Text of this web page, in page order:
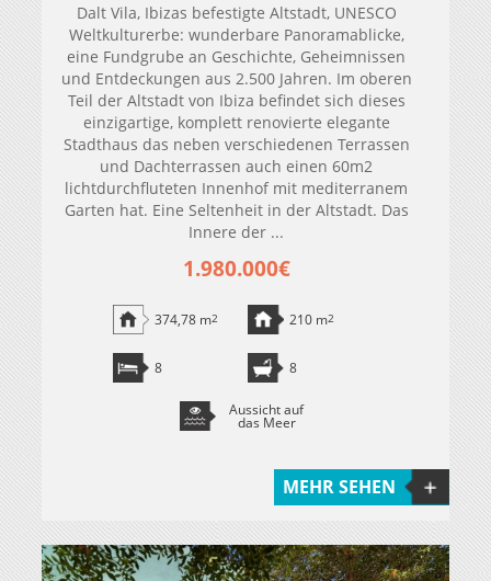
Dalt Vila, Ibizas befestigte Altstadt, UNESCO
Weltkulturerbe: wunderbare Panoramablicke,
eine Fundgrube an Geschichte, Geheimnissen
und Entdeckungen aus 2.500 Jahren. Im oberen
Teil der Altstadt von Ibiza befindet sich dieses
einzigartige, komplett renovierte elegante
Stadthaus das neben verschiedenen Terrassen
und Dachterrassen auch einen 60m2
lichtdurchfluteten Innenhof mit mediterranem
Garten hat. Eine Seltenheit in der Altstadt. Das
Innere der ...
1.980.000€
374,78 m2 210 m2
8 8
Aussicht auf
das Meer
MEHR SEHEN